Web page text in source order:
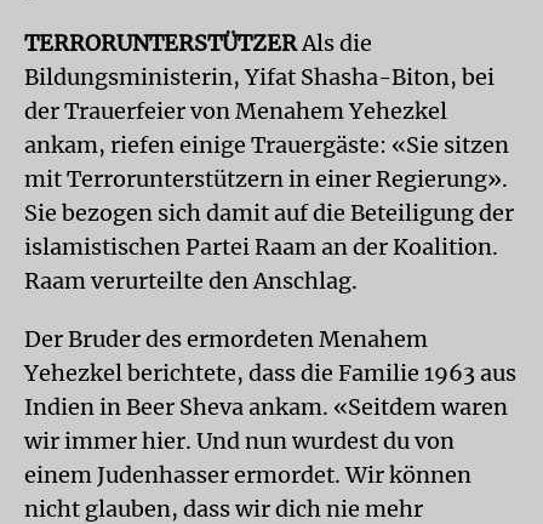
TERRORUNTERSTÜTZERAls die
Bildungsministerin, Yifat Shasha-Biton, bei
der Trauerfeier von Menahem Yehezkel
ankam, riefen einige Trauergäste: «Sie sitzen
mit Terrorunterstützern in einer Regierung».
Sie bezogen sich damit auf die Beteiligung der
islamistischen Partei Raam an der Koalition.
Raam verurteilte den Anschlag.
Der Bruder des ermordeten Menahem
Yehezkel berichtete, dass die Familie 1963 aus
Indien in Beer Sheva ankam. «Seitdem waren
wir immer hier. Und nun wurdest du von
einem Judenhasser ermordet. Wir können
nicht glauben, dass wir dich nie mehr